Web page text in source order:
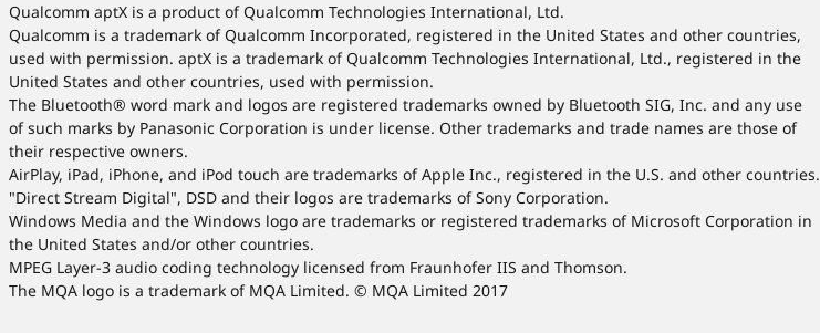
Qualcomm aptX is a product of Qualcomm Technologies International, Ltd.
Qualcomm is a trademark of Qualcomm Incorporated, registered in the United States and other countries,
used with permission. aptX is a trademark of Qualcomm Technologies International, Ltd., registered in the
United States and other countries, used with permission.
The Bluetooth® word mark and logos are registered trademarks owned by Bluetooth SIG, Inc. and any use
of such marks by Panasonic Corporation is under license. Other trademarks and trade names are those of
their respective owners.
AirPlay, iPad, iPhone, and iPod touch are trademarks of Apple Inc., registered in the U.S. and other countries.
"Direct Stream Digital", DSD and their logos are trademarks of Sony Corporation.
Windows Media and the Windows logo are trademarks or registered trademarks of Microsoft Corporation in
the United States and/or other countries.
MPEG Layer-3 audio coding technology licensed from Fraunhofer IIS and Thomson.
The MQA logo is a trademark of MQA Limited. © MQA Limited 2017